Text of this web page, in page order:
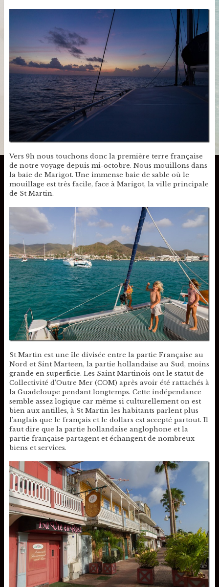
Vers 9h nous touchons donc la première terre française
de notre voyage depuis mi-octobre. Nous mouillons dans
la baie de Marigot. Une immense baie de sable où le
mouillage est très facile, face à Marigot, la ville principale
de St Martin.
St Martin est une île divisée entre la partie Française au
Nord et Sint Marteen, la partie hollandaise au Sud, moins
grande en superficie. Les Saint Martinois ont le statut de
Collectivité d’Outre Mer (COM) après avoir été rattachés à
la Guadeloupe pendant longtemps. Cette indépendance
semble assez logique car même si culturellement on est
bien aux antilles, à St Martin les habitants parlent plus
l’anglais que le français et le dollars est accepté partout. Il
faut dire que la partie hollandaise anglophone et la
partie française partagent et échangent de nombreux
biens et services.